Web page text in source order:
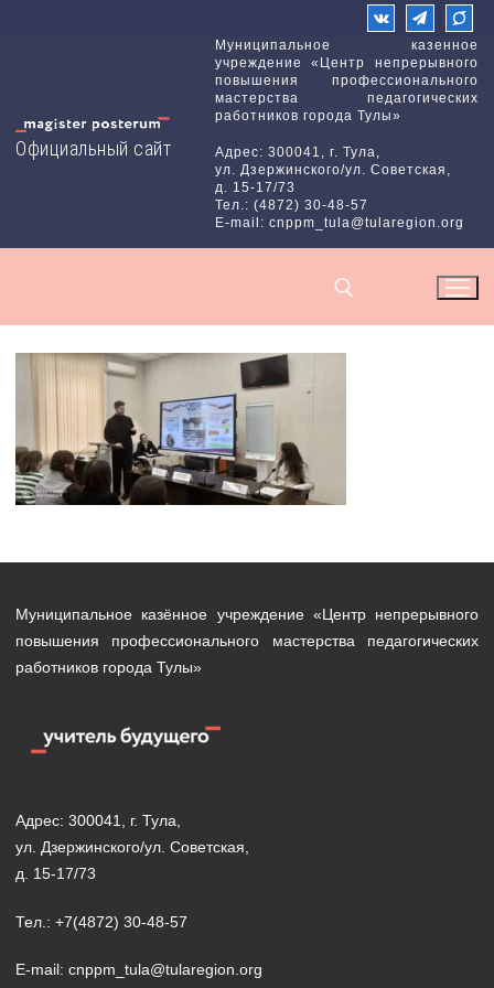
Официальный сайт
Муниципальное казенное
учреждение «Центр непрерывного
повышения профессионального
мастерства педагогических
работников города Тулы»
Адрес: 300041, г. Тула,
ул. Дзержинского/ул. Советская,
д. 15-17/73
Тел.: (4872) 30-48-57
E-mail: cnppm_tula@tularegion.org
Найти:
Муниципальное казённое учреждение «Центр непрерывного
повышения профессионального мастерства педагогических
работников города Тулы»
Адрес: 300041, г. Тула,
ул. Дзержинского/ул. Советская,
д. 15-17/73
Тел.: +7(4872) 30-48-57
E-mail: cnppm_tula@tularegion.org